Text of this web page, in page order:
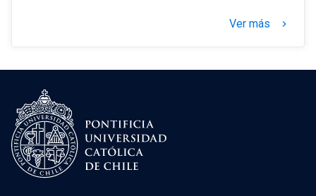
Ver más keyboard_arrow_right